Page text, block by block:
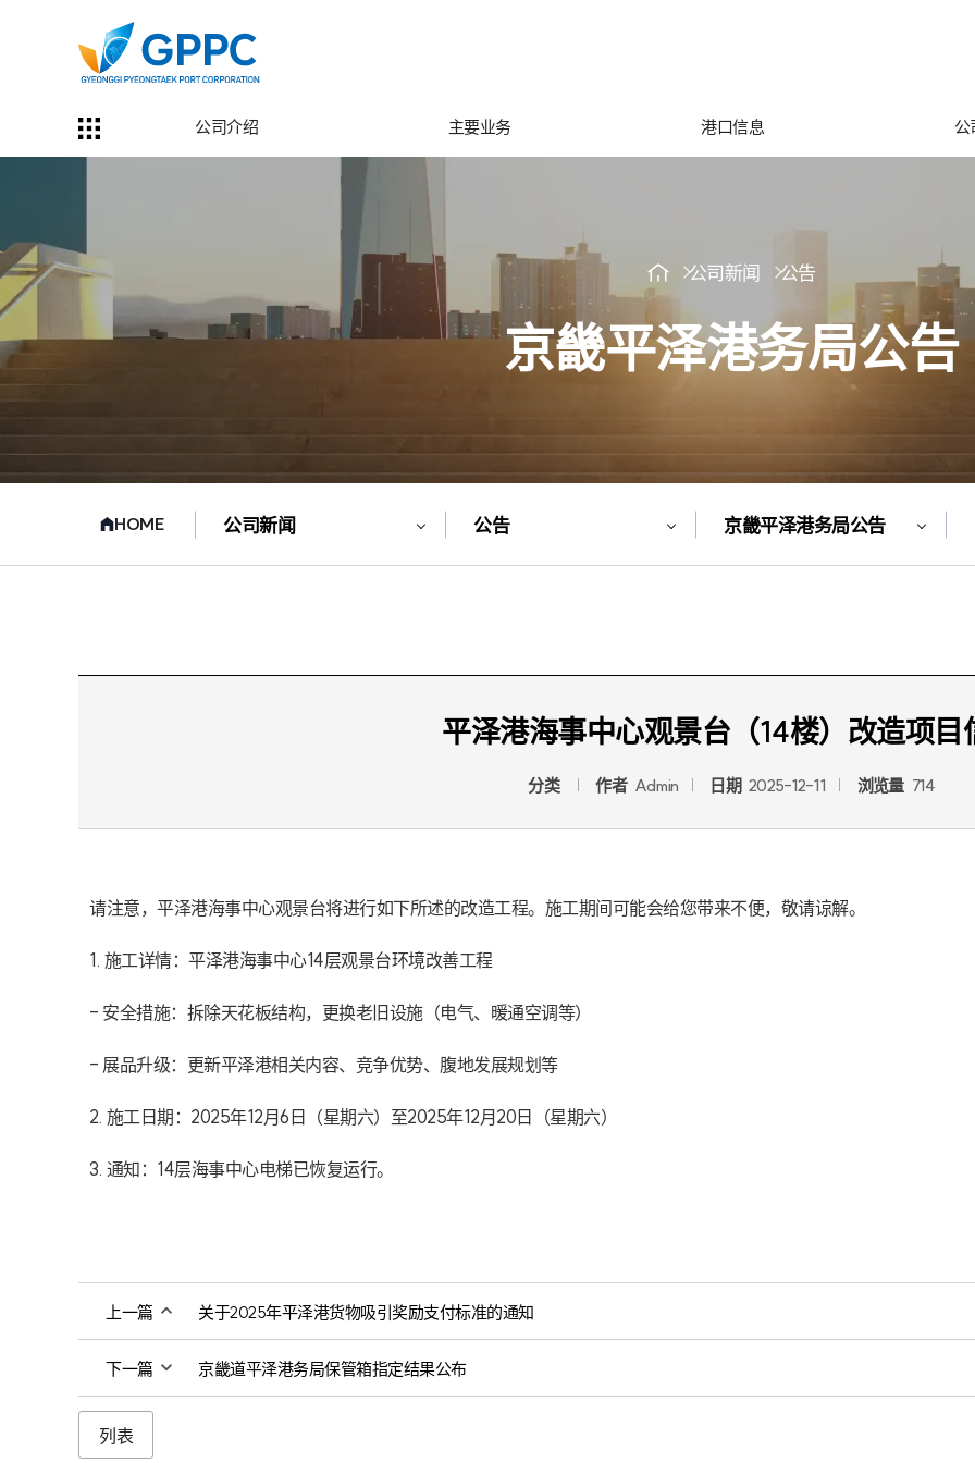
公司介绍 主要业务 港口信息 公
公司新闻 公告
京畿平泽港务局公告
HOME 公司新闻 公告 京畿平泽港务局公告
平泽港海事中心观景台（14楼）改造项目
分类 作者 Admin 日期 2025-12-11 浏览量 714
请注意，平泽港海事中心观景台将进行如下所述的改造工程。施工期间可能会给您带来不便，敬请谅解。
1. 施工详情：平泽港海事中心14层观景台环境改善工程
- 安全措施：拆除天花板结构，更换老旧设施（电气、暖通空调等）
- 展品升级：更新平泽港相关内容、竞争优势、腹地发展规划等
2. 施工日期：2025年12月6日（星期六）至2025年12月20日（星期六）
3. 通知：14层海事中心电梯已恢复运行。
上一篇 关于2025年平泽港货物吸引奖励支付标准的通知
下一篇 京畿道平泽港务局保管箱指定结果公布
列表